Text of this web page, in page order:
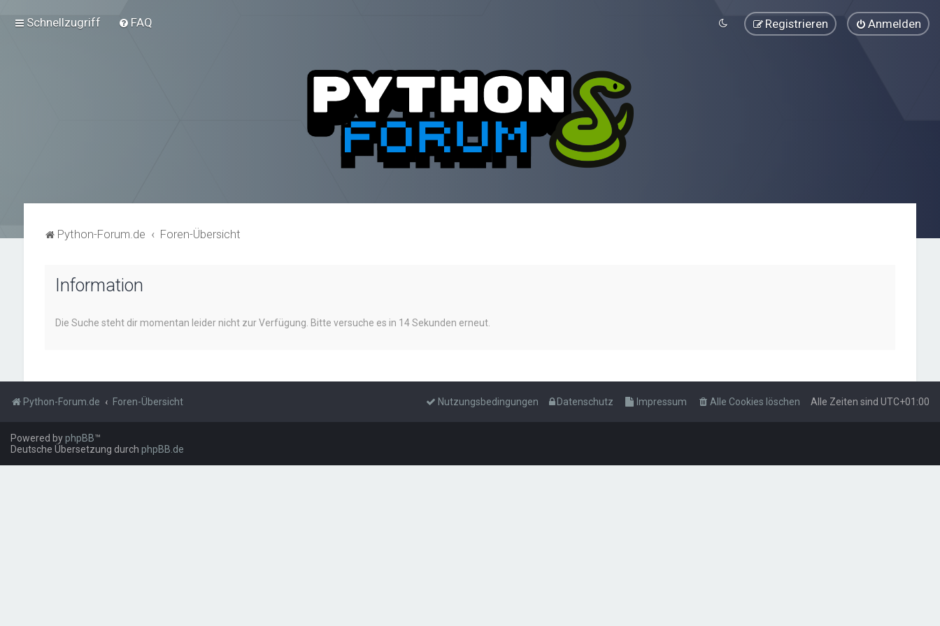
Schnellzugriff FAQ Anmelden
Registrieren
Python-Forum.de Foren-Übersicht
Information
Die Suche steht dir momentan leider nicht zur Verfügung. Bitte versuche es in 14 Sekunden erneut.
Python-Forum.de Foren-Übersicht Alle Zeiten sind UTC+01:00
Alle Cookies löschen
Impressum
Datenschutz
Nutzungsbedingungen
Powered byphpBB™
Deutsche Übersetzung durch phpBB.de